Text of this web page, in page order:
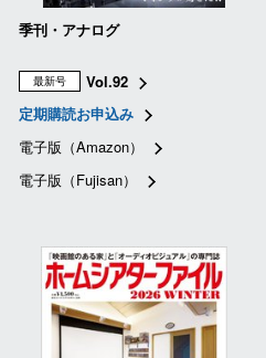
季刊・アナログ
最新号
Vol.92
定期購読お申込み
電子版（Amazon）
電子版（Fujisan）